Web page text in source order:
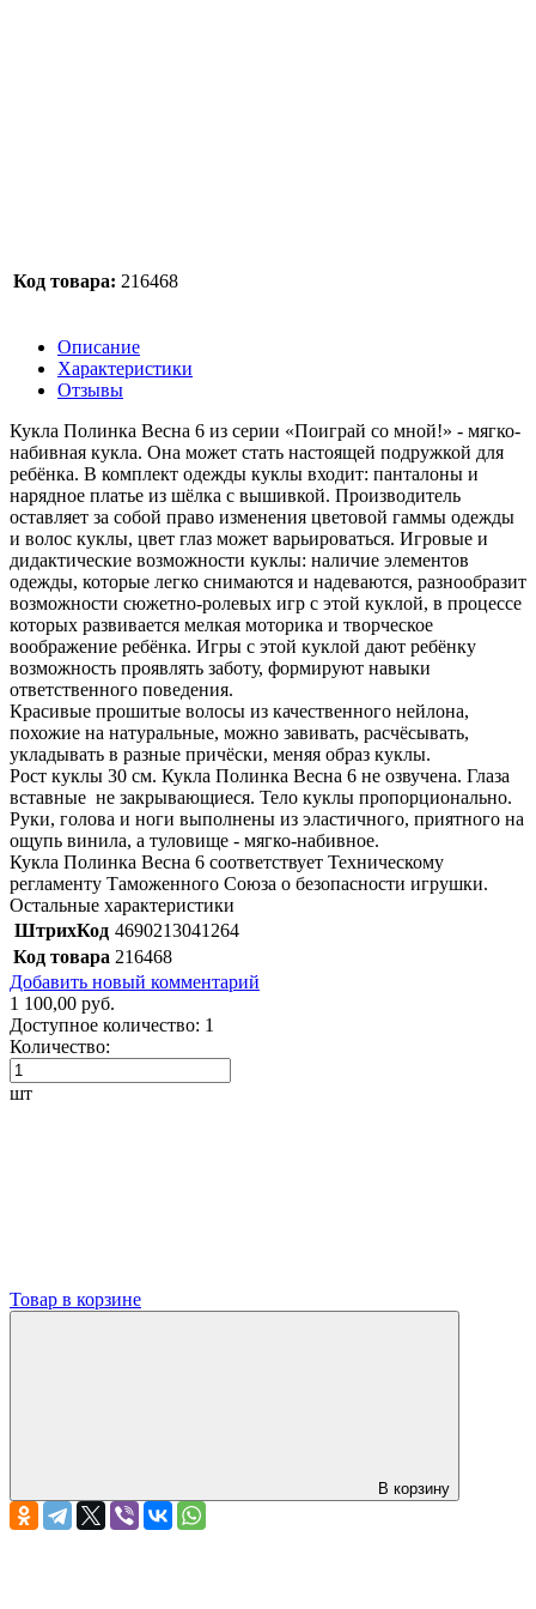
Код товара: 216468
Описание
Характеристики
Отзывы
Кукла Полинка Весна 6 из серии «Поиграй со мной!» - мягко-
набивная кукла. Она может стать настоящей подружкой для
ребёнка. В комплект одежды куклы входит: панталоны и
нарядное платье из шёлка с вышивкой. Производитель
оставляет за собой право изменения цветовой гаммы одежды
и волос куклы, цвет глаз может варьироваться. Игровые и
дидактические возможности куклы: наличие элементов
одежды, которые легко снимаются и надеваются, разнообразит
возможности сюжетно-ролевых игр с этой куклой, в процессе
которых развивается мелкая моторика и творческое
воображение ребёнка. Игры с этой куклой дают ребёнку
возможность проявлять заботу, формируют навыки
ответственного поведения.
Красивые прошитые волосы из качественного нейлона,
похожие на натуральные, можно завивать, расчёсывать,
укладывать в разные причёски, меняя образ куклы.
Рост куклы 30 см. Кукла Полинка Весна 6 не озвучена. Глаза
вставные не закрывающиеся. Тело куклы пропорционально.
Руки, голова и ноги выполнены из эластичного, приятного на
ощупь винила, а туловище - мягко-набивное.
Кукла Полинка Весна 6 соответствует Техническому
регламенту Таможенного Союза о безопасности игрушки.
Остальные характеристики
ШтрихКод 4690213041264
Код товара 216468
Добавить новый комментарий
1 100,00 руб.
Доступное количество: 1
Количество:
шт
Товар в корзине
В корзину